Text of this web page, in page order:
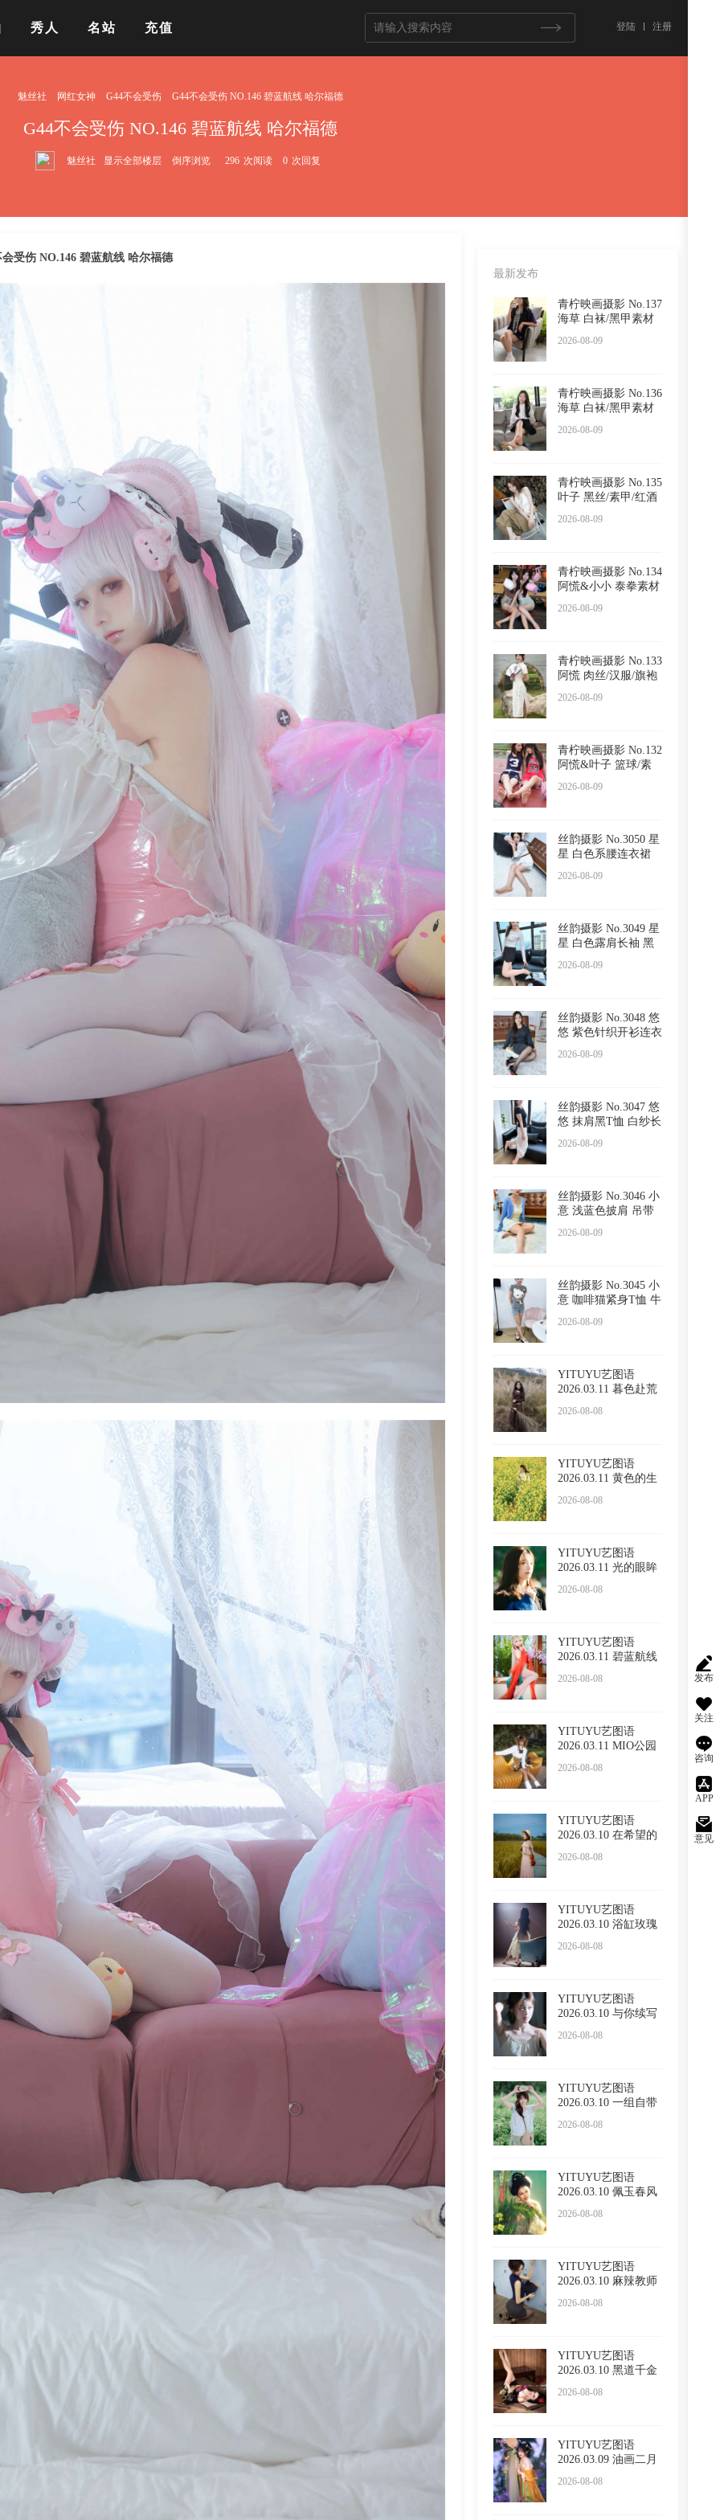
秀人 名站 充值 登陆 注册
发布
关注
咨询
APP
意见
魅丝社 网红女神 G44不会受伤 G44不会受伤 NO.146 碧蓝航线 哈尔福德
G44不会受伤 NO.146 碧蓝航线 哈尔福德
魅丝社 显示全部楼层 倒序浏览 296 次阅读 0 次回复
最新发布
青柠映画摄影 No.137
海草 白袜/黑甲素材
2026-08-09
青柠映画摄影 No.136
海草 白袜/黑甲素材
2026-08-09
青柠映画摄影 No.135
叶子 黑丝/素甲/红酒
2026-08-09
青柠映画摄影 No.134
阿慌&小小 泰拳素材
2026-08-09
青柠映画摄影 No.133
阿慌 肉丝/汉服/旗袍
2026-08-09
青柠映画摄影 No.132
阿慌&叶子 篮球/素
2026-08-09
丝韵摄影 No.3050 星
星 白色系腰连衣裙
2026-08-09
丝韵摄影 No.3049 星
星 白色露肩长袖 黑
2026-08-09
丝韵摄影 No.3048 悠
悠 紫色针织开衫连衣
2026-08-09
丝韵摄影 No.3047 悠
悠 抹肩黑T恤 白纱长
2026-08-09
丝韵摄影 No.3046 小
意 浅蓝色披肩 吊带
2026-08-09
丝韵摄影 No.3045 小
意 咖啡猫紧身T恤 牛
2026-08-09
YITUYU艺图语
2026.03.11 暮色赴荒
2026-08-08
YITUYU艺图语
2026.03.11 黄色的生
2026-08-08
YITUYU艺图语
2026.03.11 光的眼眸
2026-08-08
YITUYU艺图语
2026.03.11 碧蓝航线
2026-08-08
YITUYU艺图语
2026.03.11 MIO公园
2026-08-08
YITUYU艺图语
2026.03.10 在希望的
2026-08-08
YITUYU艺图语
2026.03.10 浴缸玫瑰
2026-08-08
YITUYU艺图语
2026.03.10 与你续写
2026-08-08
YITUYU艺图语
2026.03.10 一组自带
2026-08-08
YITUYU艺图语
2026.03.10 佩玉春风
2026-08-08
YITUYU艺图语
2026.03.10 麻辣教师
2026-08-08
YITUYU艺图语
2026.03.10 黑道千金
2026-08-08
YITUYU艺图语
2026.03.09 油画二月
2026-08-08
会受伤 NO.146 碧蓝航线 哈尔福德